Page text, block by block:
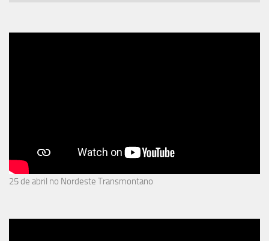
25 de abril no Nordeste Transmontano